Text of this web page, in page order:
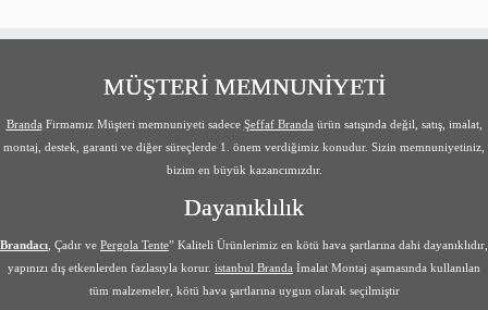
MÜŞTERİ MEMNUNİYETİ
Branda Firmamız Müşteri memnuniyeti sadece Şeffaf Branda ürün satışında değil, satış, imalat,
montaj, destek, garanti ve diğer süreçlerde 1. önem verdiğimiz konudur. Sizin memnuniyetiniz,
bizim en büyük kazancımızdır.
Dayanıklılık
Brandacı , Çadır ve Pergola Tente” Kaliteli Ürünlerimiz en kötü hava şartlarına dahi dayanıklıdır,
yapınızı dış etkenlerden fazlasıyla korur. istanbul Branda İmalat Montaj aşamasında kullanılan
tüm malzemeler, kötü hava şartlarına uygun olarak seçilmiştir